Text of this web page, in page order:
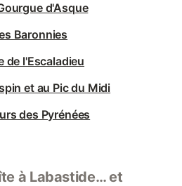
d'Asque
Baronnies
de l'Escaladieu
et au Pic du Midi
des Pyrénées
à Labastide… et